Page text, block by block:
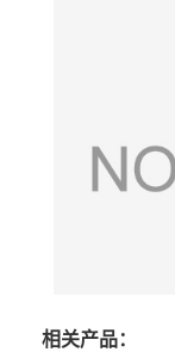
相关产品：